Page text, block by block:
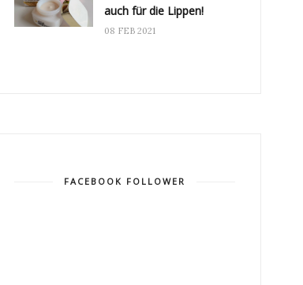
auch für die Lippen!
08 FEB 2021
FACEBOOK FOLLOWER